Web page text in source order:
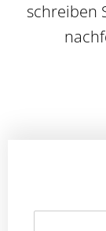
schreiben